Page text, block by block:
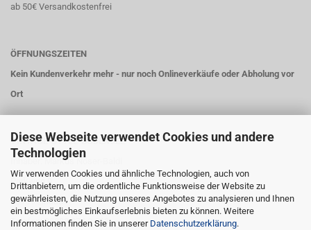
Diese Webseite verwendet Cookies und andere
Technologien
Wir verwenden Cookies und ähnliche Technologien, auch von
Drittanbietern, um die ordentliche Funktionsweise der Website zu
gewährleisten, die Nutzung unseres Angebotes zu analysieren und Ihnen
ein bestmögliches Einkaufserlebnis bieten zu können. Weitere
Informationen finden Sie in unserer Datenschutzerklärung.
ab 50€ Versandkostenfrei
ÖFFNUNGSZEITEN
Kein Kundenverkehr mehr - nur noch Onlineverkäufe oder Abholung vor
Ort
VINTAGE-STYLE-BODENSEE
Inhaber: Markus Nöser-Baldi
Parkweg 9
88131 Lindau
Telefon: 08382 274 9 663